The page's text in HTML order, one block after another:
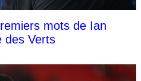
mots de Ian
des Verts